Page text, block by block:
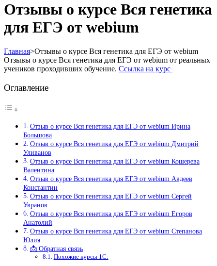
Отзывы о курсе Вся генетика
для ЕГЭ от webium
Главная>Отзывы о курсе Вся генетика для ЕГЭ от webium
Отзывы о курсе Вся генетика для ЕГЭ от webium от реальных
учеников проходивших обучение. Ссылка на курс
Оглавление
Отзыв о курсе Вся генетика для ЕГЭ от webium Ирина
Большова
Отзыв о курсе Вся генетика для ЕГЭ от webium Дмитрий
Уливанов
Отзыв о курсе Вся генетика для ЕГЭ от webium Кошерева
Валентина
Отзыв о курсе Вся генетика для ЕГЭ от webium Авдеев
Константин
Отзыв о курсе Вся генетика для ЕГЭ от webium Сергей
Увранов
Отзыв о курсе Вся генетика для ЕГЭ от webium Егоров
Анатолий
Отзыв о курсе Вся генетика для ЕГЭ от webium Степанова
Юлия
📩 Обратная связь
Похожие курсы 1С: